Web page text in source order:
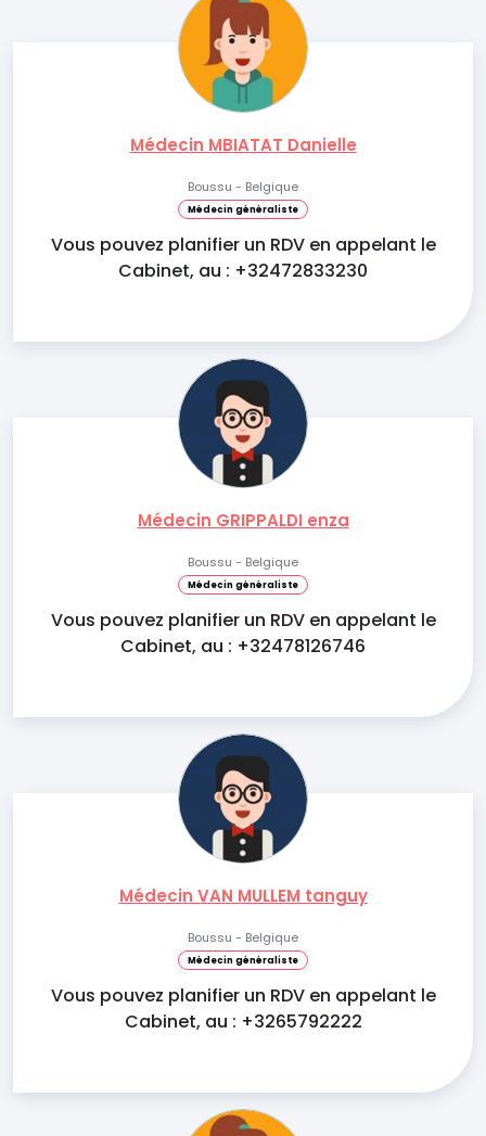
Médecin MBIATAT Danielle
Boussu - Belgique
Médecin généraliste
Vous pouvez planifier un RDV en appelant le
Cabinet, au : +32472833230
Médecin GRIPPALDI enza
Boussu - Belgique
Médecin généraliste
Vous pouvez planifier un RDV en appelant le
Cabinet, au : +32478126746
Médecin VAN MULLEM tanguy
Boussu - Belgique
Médecin généraliste
Vous pouvez planifier un RDV en appelant le
Cabinet, au : +3265792222